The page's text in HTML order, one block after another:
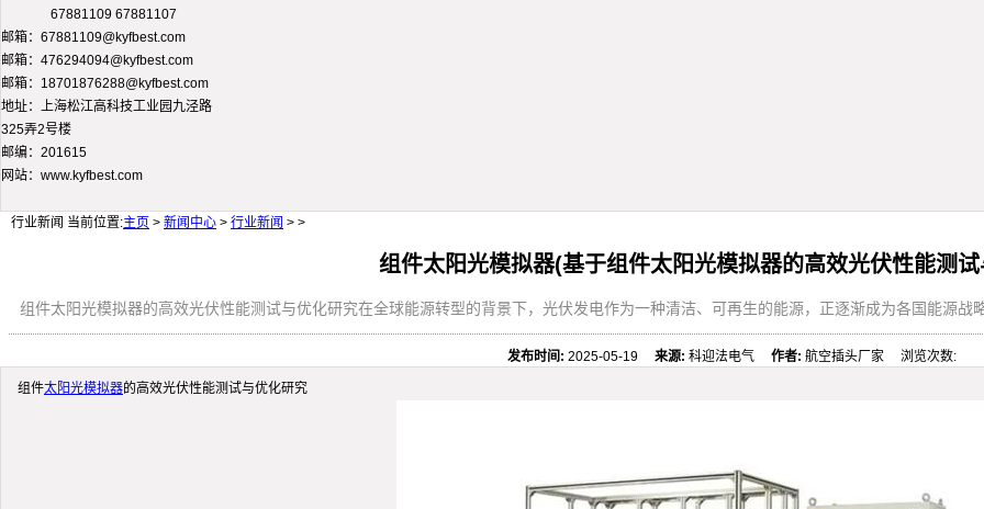
67881109 67881107
邮箱：67881109@kyfbest.com
邮箱：476294094@kyfbest.com
邮箱：18701876288@kyfbest.com
地址：上海松江高科技工业园九泾路
325弄2号楼
邮编：201615
网站：www.kyfbest.com
行业新闻 当前位置:主页 > 新闻中心 > 行业新闻 > >
组件太阳光模拟器(基于组件太阳光模拟器的高效光伏性能测
组件太阳光模拟器的高效光伏性能测试与优化研究在全球能源转型的背景下，光伏发电作为一种清洁、可再生的能源，正逐渐成为各国能源战
发布时间: 2025-05-19来源: 科迎法电气作者: 航空插头厂家 浏览次数:
组件太阳光模拟器的高效光伏性能测试与优化研究